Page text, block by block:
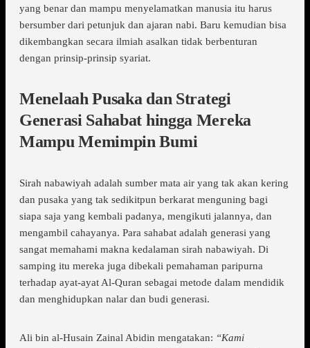
yang benar dan mampu menyelamatkan manusia itu harus
bersumber dari petunjuk dan ajaran nabi. Baru kemudian bisa
dikembangkan secara ilmiah asalkan tidak berbenturan
dengan prinsip-prinsip syariat.
Menelaah Pusaka dan Strategi
Generasi Sahabat hingga Mereka
Mampu Memimpin Bumi
Sirah nabawiyah adalah sumber mata air yang tak akan kering
dan pusaka yang tak sedikitpun berkarat menguning bagi
siapa saja yang kembali padanya, mengikuti jalannya, dan
mengambil cahayanya. Para sahabat adalah generasi yang
sangat memahami makna kedalaman sirah nabawiyah. Di
samping itu mereka juga dibekali pemahaman paripurna
terhadap ayat-ayat Al-Quran sebagai metode dalam mendidik
dan menghidupkan nalar dan budi generasi.
Ali bin al-Husain Zainal Abidin mengatakan: “Kami